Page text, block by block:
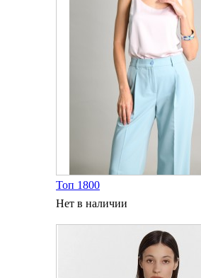
Топ 1800
Нет в наличии